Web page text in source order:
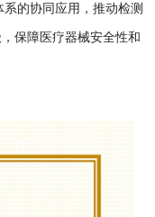
的协同应用，推动检测
保障医疗器械安全性和